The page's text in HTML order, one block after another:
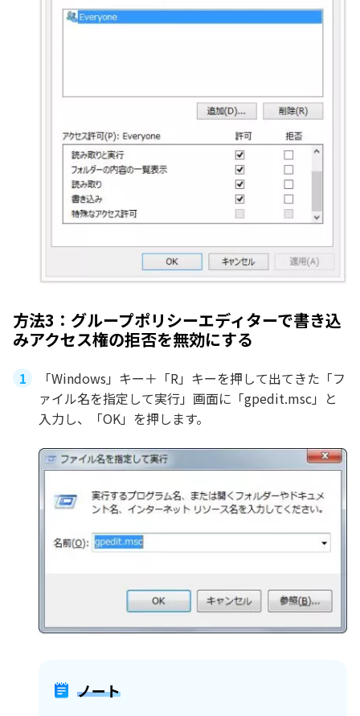
方法3：グループポリシーエディターで書き込
みアクセス権の拒否を無効にする
「Windows」キー＋「R」キーを押して出てきた「フ
ァイル名を指定して実行」画面に「gpedit.msc」と
入力し、「OK」を押します。
ノート